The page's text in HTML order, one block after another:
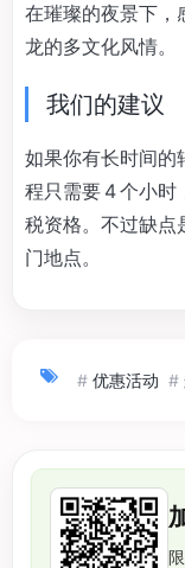
在璀璨的夜景下，
龙的多文化风情。
我们的建议
如果你有长时间的
程只需要 4 个小时
税资格。不过缺点
门地点。
# 优惠活动 #